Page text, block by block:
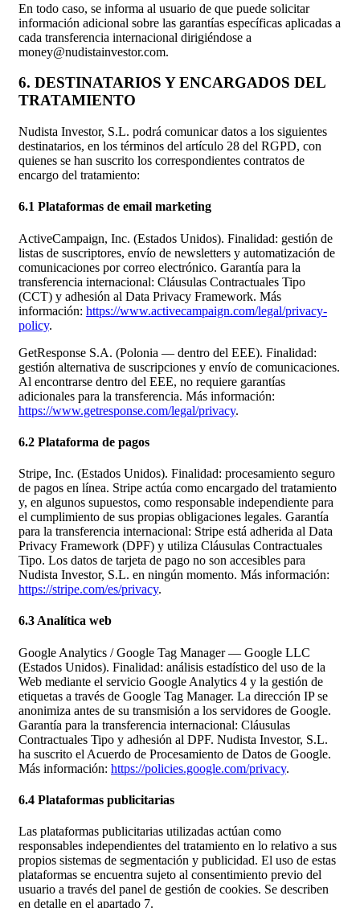
En todo caso, se informa al usuario de que puede solicitar
información adicional sobre las garantías específicas aplicadas a
cada transferencia internacional dirigiéndose a
money@nudistainvestor.com.
6. DESTINATARIOS Y ENCARGADOS DEL
TRATAMIENTO
Nudista Investor, S.L. podrá comunicar datos a los siguientes
destinatarios, en los términos del artículo 28 del RGPD, con
quienes se han suscrito los correspondientes contratos de
encargo del tratamiento:
6.1 Plataformas de email marketing
ActiveCampaign, Inc. (Estados Unidos). Finalidad: gestión de
listas de suscriptores, envío de newsletters y automatización de
comunicaciones por correo electrónico. Garantía para la
transferencia internacional: Cláusulas Contractuales Tipo
(CCT) y adhesión al Data Privacy Framework. Más
información: https://www.activecampaign.com/legal/privacy-
policy.
GetResponse S.A. (Polonia — dentro del EEE). Finalidad:
gestión alternativa de suscripciones y envío de comunicaciones.
Al encontrarse dentro del EEE, no requiere garantías
adicionales para la transferencia. Más información:
https://www.getresponse.com/legal/privacy.
6.2 Plataforma de pagos
Stripe, Inc. (Estados Unidos). Finalidad: procesamiento seguro
de pagos en línea. Stripe actúa como encargado del tratamiento
y, en algunos supuestos, como responsable independiente para
el cumplimiento de sus propias obligaciones legales. Garantía
para la transferencia internacional: Stripe está adherida al Data
Privacy Framework (DPF) y utiliza Cláusulas Contractuales
Tipo. Los datos de tarjeta de pago no son accesibles para
Nudista Investor, S.L. en ningún momento. Más información:
https://stripe.com/es/privacy.
6.3 Analítica web
Google Analytics / Google Tag Manager — Google LLC
(Estados Unidos). Finalidad: análisis estadístico del uso de la
Web mediante el servicio Google Analytics 4 y la gestión de
etiquetas a través de Google Tag Manager. La dirección IP se
anonimiza antes de su transmisión a los servidores de Google.
Garantía para la transferencia internacional: Cláusulas
Contractuales Tipo y adhesión al DPF. Nudista Investor, S.L.
ha suscrito el Acuerdo de Procesamiento de Datos de Google.
Más información: https://policies.google.com/privacy.
6.4 Plataformas publicitarias
Las plataformas publicitarias utilizadas actúan como
responsables independientes del tratamiento en lo relativo a sus
propios sistemas de segmentación y publicidad. El uso de estas
plataformas se encuentra sujeto al consentimiento previo del
usuario a través del panel de gestión de cookies. Se describen
en detalle en el apartado 7.